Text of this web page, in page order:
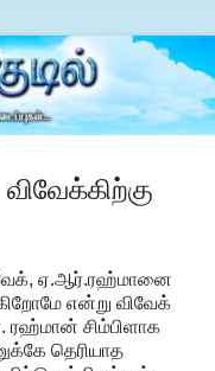
ஏ.ஆர்.ரஹ்மானை
என்று விவேக்
ரஹ்மான் சிம்பிளாக
தெரியாத